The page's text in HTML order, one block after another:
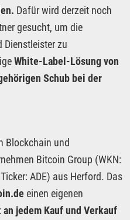
Dafür wird derzeit noch
gesucht, um die
Dienstleister zu
White-Label-Lösung von
Schub bei der
Blockchain und
Bitcoin Group (WKN:
ADE) aus Herford. Das
einen eigenen
jedem Kauf und Verkauf